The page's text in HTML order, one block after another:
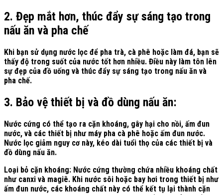
2. Đẹp mắt hơn, thúc đẩy sự sáng tạo trong
nấu ăn và pha chế
Khi bạn sử dụng nước lọc để pha trà, cà phê hoặc làm đá, bạn sẽ
thấy độ trong suốt của nước tốt hơn nhiều. Điều này làm tôn lên
sự đẹp của đồ uống và thúc đẩy sự sáng tạo trong nấu ăn và
pha chế.
3. Bảo vệ thiết bị và đồ dùng nấu ăn:
Nước cứng có thể tạo ra cặn khoáng, gây hại cho nồi, ấm đun
nước, và các thiết bị như máy pha cà phê hoặc ấm đun nước.
Nước lọc giảm nguy cơ này, kéo dài tuổi thọ của các thiết bị và
đồ dùng nấu ăn.
Loại bỏ cặn khoáng: Nước cứng thường chứa nhiều khoáng chất
như canxi và magiê. Khi nước sôi hoặc bay hơi trong thiết bị như
ấm đun nước, các khoáng chất này có thể kết tụ lại thành cặn